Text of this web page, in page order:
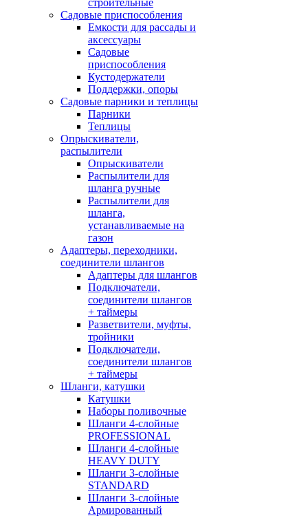
строительные
Садовые приспособления
Емкости для рассады и
аксессуары
Садовые
приспособления
Кустодержатели
Поддержки, опоры
Садовые парники и теплицы
Парники
Теплицы
Опрыскиватели,
распылители
Опрыскиватели
Распылители для
шланга ручные
Распылители для
шланга,
устанавливаемые на
газон
Адаптеры, переходники,
соединители шлангов
Адаптеры для шлангов
Подключатели,
соединители шлангов
+ таймеры
Разветвители, муфты,
тройники
Подключатели,
соединители шлангов
+ таймеры
Шланги, катушки
Катушки
Наборы поливочные
Шланги 4-слойные
PROFESSIONAL
Шланги 4-слойные
HEAVY DUTY
Шланги 3-слойные
STANDARD
Шланги 3-слойные
Армированный